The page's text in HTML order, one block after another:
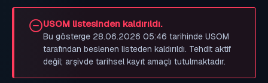
USOM listesinden kaldırıldı.
Bu gösterge 28.06.2026 05:46 tarihinde USOM
tarafından beslenen listeden kaldırıldı. Tehdit aktif
değil; arşivde tarihsel kayıt amaçlı tutulmaktadır.